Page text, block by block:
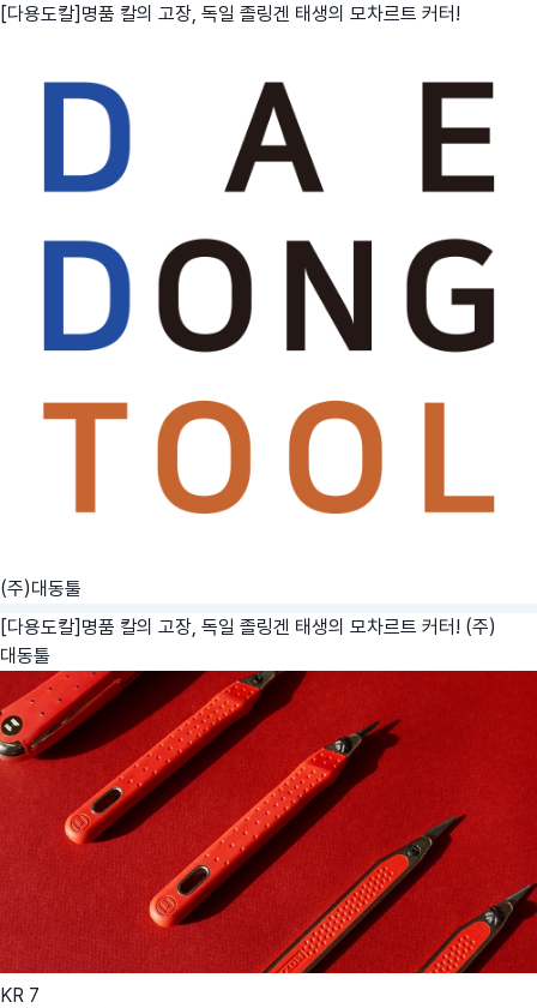
[다용도칼]명품 칼의 고장, 독일 졸링겐 태생의 모차르트 커터!
(주)대동툴
[다용도칼]명품 칼의 고장, 독일 졸링겐 태생의 모차르트 커터! (주)
대동툴
KR 7